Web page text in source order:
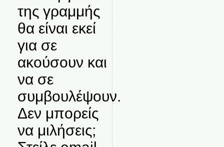
της γραμμής
θα είναι εκεί
για σε
ακούσουν και
να σε
συμβουλέψουν.
Δεν μπορείς
να μιλήσεις;